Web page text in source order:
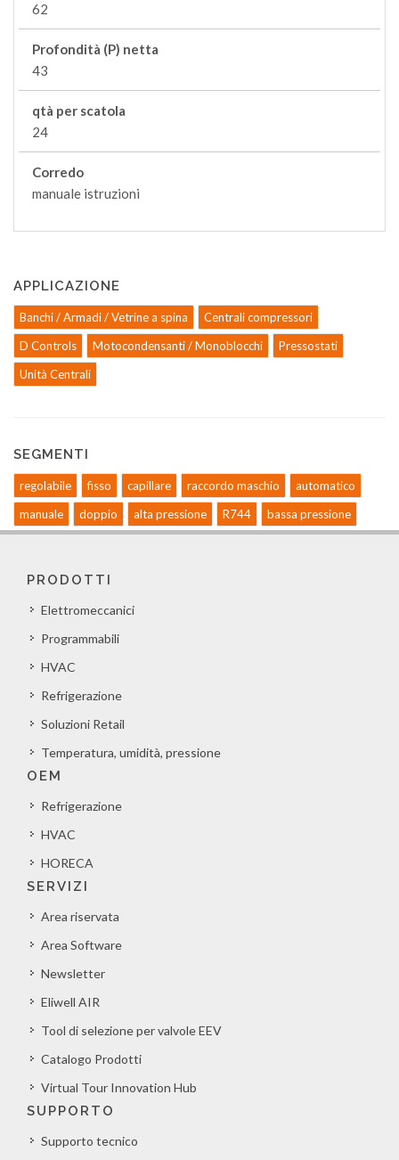
62
Profondità (P) netta
43
qtà per scatola
24
Corredo
manuale istruzioni
APPLICAZIONE
Banchi / Armadi / Vetrine a spina
Centrali compressori
D Controls
Motocondensanti / Monoblocchi
Pressostati
Unità Centrali
SEGMENTI
regolabile fisso capillare raccordo maschio
automatico
manuale
doppio alta pressione R744 bassa pressione
PRODOTTI
Elettromeccanici
Programmabili
HVAC
Refrigerazione
Soluzioni Retail
Temperatura, umidità, pressione
OEM
Refrigerazione
HVAC
HORECA
SERVIZI
Area riservata
Area Software
Newsletter
Eliwell AIR
Tool di selezione per valvole EEV
Catalogo Prodotti
Virtual Tour Innovation Hub
SUPPORTO
Supporto tecnico